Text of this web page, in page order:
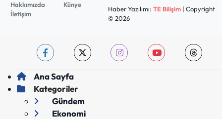
Hakkımızda
Künye
İletişim
Haber Yazılımı: TE Bilişim| Copyright
© 2026
Ana Sayfa
Kategoriler
Gündem
Ekonomi